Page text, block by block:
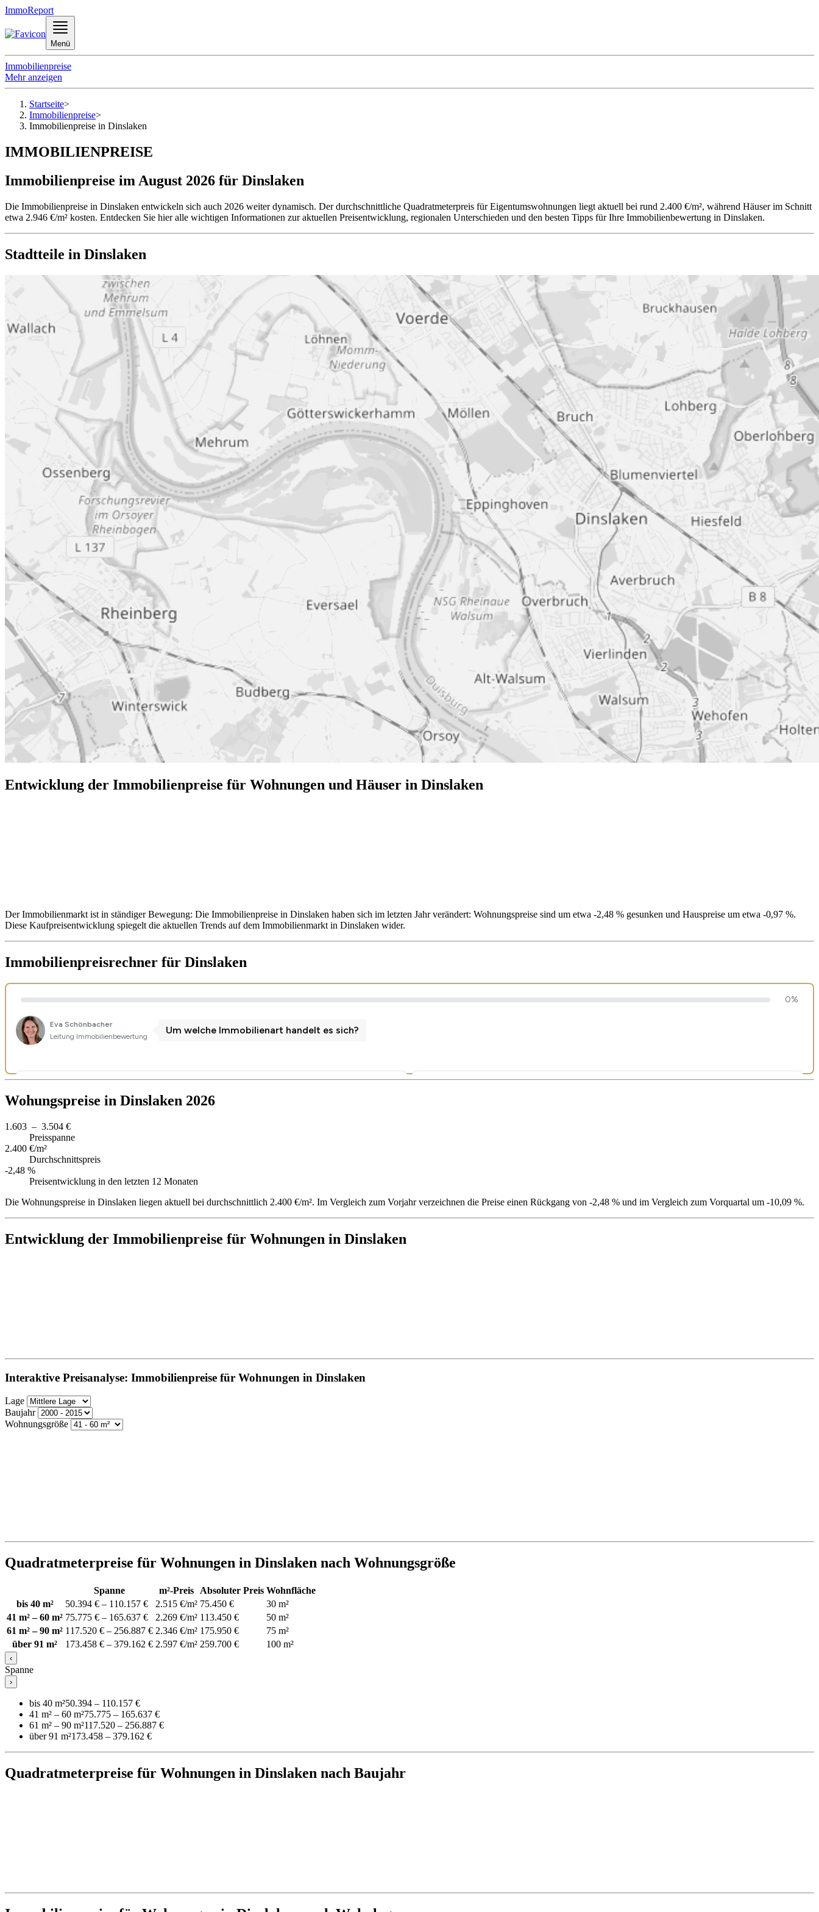
ImmoReport
Menü
Immobilienpreise
Mehr anzeigen
Startseite>
Immobilienpreise>
Immobilienpreise in Dinslaken
IMMOBILIENPREISE
Immobilienpreise im August 2026 für Dinslaken
Die Immobilienpreise in Dinslaken entwickeln sich auch 2026 weiter dynamisch. Der durchschnittliche Quadratmeterpreis für Eigentumswohnungen liegt aktuell bei rund 2.400 €/m², während Häuser im Schnitt
etwa 2.946 €/m² kosten. Entdecken Sie hier alle wichtigen Informationen zur aktuellen Preisentwicklung, regionalen Unterschieden und den besten Tipps für Ihre Immobilienbewertung in Dinslaken.
Stadtteile in Dinslaken
Entwicklung der Immobilienpreise für Wohnungen und Häuser in Dinslaken
Der Immobilienmarkt ist in ständiger Bewegung: Die Immobilienpreise in Dinslaken haben sich im letzten Jahr verändert: Wohnungspreise sind um etwa -2,48 % gesunken und Hauspreise um etwa -0,97 %.
Diese Kaufpreisentwicklung spiegelt die aktuellen Trends auf dem Immobilienmarkt in Dinslaken wider.
Immobilienpreisrechner für Dinslaken
Wohungspreise in Dinslaken 2026
1.603 – 3.504 €
Preisspanne
2.400 €/m²
Durchschnittspreis
-2,48 %
Preisentwicklung in den letzten 12 Monaten
Die Wohnungspreise in Dinslaken liegen aktuell bei durchschnittlich 2.400 €/m². Im Vergleich zum Vorjahr verzeichnen die Preise einen Rückgang von -2,48 % und im Vergleich zum Vorquartal um -10,09 %.
Entwicklung der Immobilienpreise für Wohnungen in Dinslaken
Interaktive Preisanalyse: Immobilienpreise für Wohnungen in Dinslaken
Lage
Baujahr
Wohnungsgröße
Quadratmeterpreise für Wohnungen in Dinslaken nach Wohnungsgröße
Spanne m²-Preis Absoluter Preis Wohnfläche
bis 40 m²
50.394 € – 110.157 € 2.515 €/m² 75.450 €
30 m²
41 m² – 60 m² 75.775 € – 165.637 € 2.269 €/m² 113.450 €
50 m²
61 m² – 90 m² 117.520 € – 256.887 € 2.346 €/m² 175.950 €
75 m²
über 91 m²
173.458 € – 379.162 € 2.597 €/m² 259.700 € 100 m²
‹
Spanne
›
bis 40 m²50.394 – 110.157 €
41 m² – 60 m²75.775 – 165.637 €
61 m² – 90 m²117.520 – 256.887 €
über 91 m²173.458 – 379.162 €
Quadratmeterpreise für Wohnungen in Dinslaken nach Baujahr